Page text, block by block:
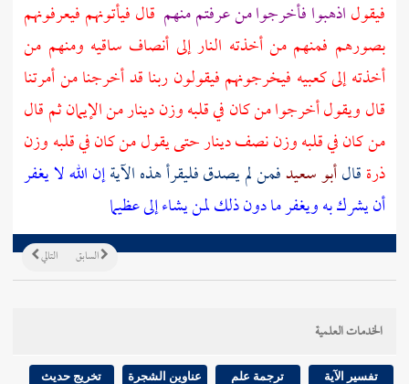
فيقولاذهبوا فأخرجوا من عرفتم منهم قال فيأتونهم فيعرفونهم
بصورهم فمنهم من أخذته النار إلى أنصاف ساقيه ومنهم من
أخذته إلى كعبيه فيخرجونهم فيقولون ربنا قد أخرجنا من أمرتنا
قال ويقول أخرجوا من كان في قلبه وزن دينار من الإيمان ثم قال
من كان في قلبه وزن نصف دينار حتى يقول من كان في قلبه وزن
ذرةقالأبو سعيدفمن لم يصدق فليقرأ هذه الآيةإن الله لا يغفر
أن يشرك به ويغفر ما دون ذلك لمن يشاء إلى عظيما
التالي السابق
الخدمات العلمية
تفسير الآية ترجمة علم عناوين الشجرة تخريج حديث